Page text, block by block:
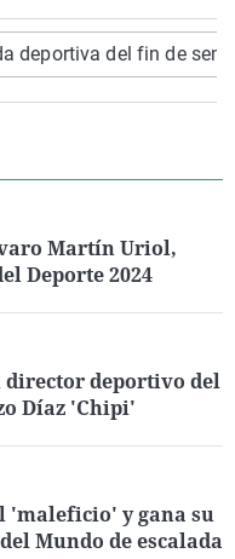
deportiva del fin de
Martín Uriol,
Deporte 2024
director deportivo del
Díaz 'Chipi'
'maleficio' y gana su
Mundo de escalada